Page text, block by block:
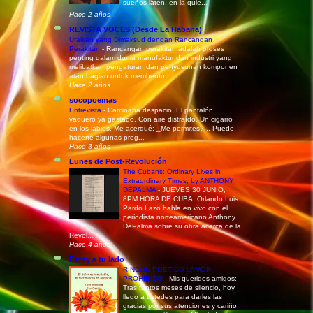
sueños laten, en la quie...
Hace 2 años
REVISTA VOCES (Desde La Habana)
Uraikan yang Dimaksud dengan Rancangan
Perakitan - Rancangan perakitan adalah proses
penting dalam dunia manufaktur dan industri yang
melibatkan pengaturan dan penyusunan komponen
atau bagian untuk membentu...
Hace 2 años
socopoemas
Entrevista - Caminaba despacio. El pantalón
vaquero ya gastado. Con aire distraído. Un cigarro
en los labios. Me acerqué: _Me permites?... Puedo
hacerte algunas preg...
Hace 3 años
Lunes de Post-Revolución
The Cubans: Ordinary Lives in
Extraordinary Times, by ANTHONY
DEPALMA- JUEVES 30 JUNIO,
8PM HORA DE CUBA. Orlando Luis
Pardo Lazo habla en vivo con el
periodista norteamericano Anthony
DePalma sobre su obra acerca de la
Revol...
Hace 4 años
Estoy a tu lado
RINCÓN POÉTICO : AMOR
PROHIBIDO - Mis queridos amigos:
Tras tantos meses de silencio, hoy
llego a ustedes para darles las
gracias por sus atenciones y cariño